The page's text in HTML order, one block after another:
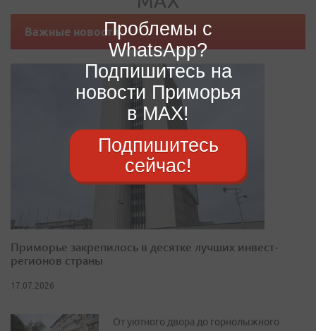
Важные новости
Приморье закрепилось в десятке лучших инвест-
регионов страны
17.07.2026
От уютного двора до горнолыжного
Проблемы с
WhatsApp?
Подпишитесь на
новости Приморья
в MAX!
Подпишитесь
сейчас!